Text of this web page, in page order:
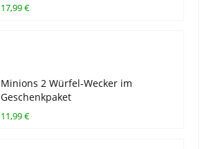
17,99 €
Minions 2 Würfel-Wecker im
Geschenkpaket
11,99 €